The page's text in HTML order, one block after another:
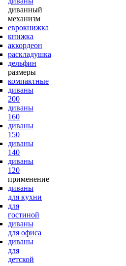
диванный
механизм
еврокнижка
книжка
аккордеон
раскладушка
дельфин
размеры
компактные
диваны
200
диваны
160
диваны
150
диваны
140
диваны
120
применение
диваны
для кухни
для
гостиной
диваны
для офиса
диваны
для
детской